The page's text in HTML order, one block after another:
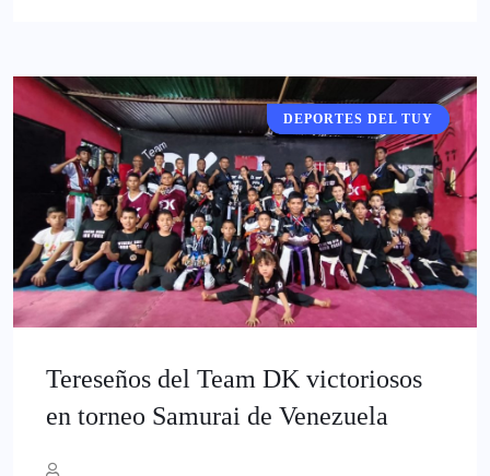
DEPORTES
DEPORTES DEL TUY
Tereseños del Team DK victoriosos
en torneo Samurai de Venezuela